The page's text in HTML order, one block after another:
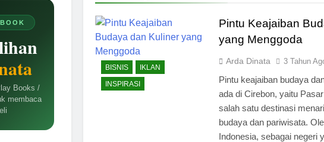
Books /
membaca
BISNIS
IKLAN
INSPIRASI
Pintu Keajaiban
yang Menggoda
Arda Dinata 3 Tahun
Pintu keajaiban budaya
ada di Cirebon, yaitu
salah satu destinasi
budaya dan pariwisata.
Indonesia, sebagai negeri